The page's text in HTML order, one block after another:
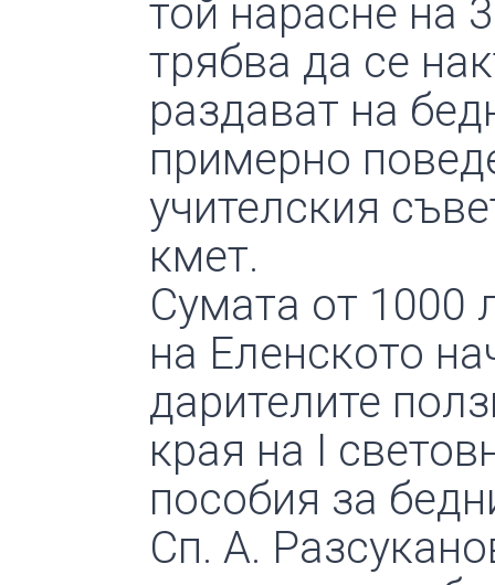
той нарасне на
трябва да се
раздават на
примерно
учителския
кмет.
Сумата от 1000
на Еленското
дарителите
края на І
пособия за
Сп. А.